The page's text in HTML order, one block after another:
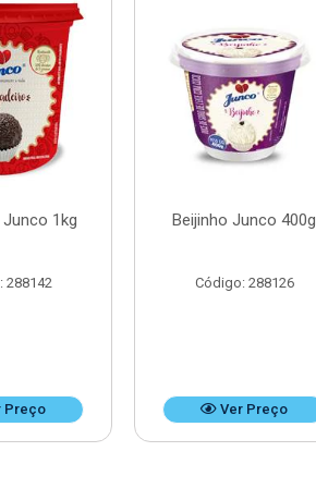
1kg
288142
Preço
Beijinho Junco 400g
Código: 288126
Ver Preço